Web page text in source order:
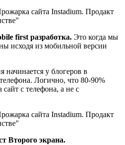
first разработка. Это когда мы
исходя из мобильной версии
начинается у блогеров в
Логично, что 80-90%
сайт с телефона, а не с
Второго экрана.